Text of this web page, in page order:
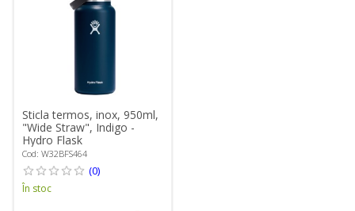
Sticla termos, inox, 950ml,
"Wide Straw", Indigo -
Hydro Flask
Cod: W32BFS464
(0)
În stoc